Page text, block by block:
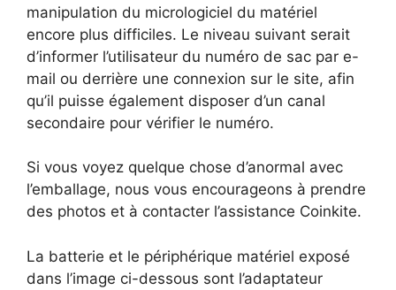
manipulation du micrologiciel du matériel
encore plus difficiles. Le niveau suivant serait
d’informer l’utilisateur du numéro de sac par e-
mail ou derrière une connexion sur le site, afin
qu’il puisse également disposer d’un canal
secondaire pour vérifier le numéro.
Si vous voyez quelque chose d’anormal avec
l’emballage, nous vous encourageons à prendre
des photos et à contacter l’assistance Coinkite.
La batterie et le périphérique matériel exposé
dans l’image ci-dessous sont l’adaptateur